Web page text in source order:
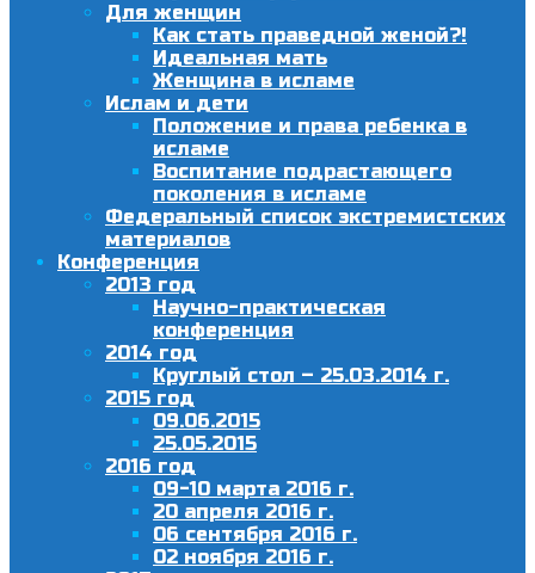
Для женщин
Как стать праведной женой?!
Идеальная мать
Женщина в исламе
Ислам и дети
Положение и права ребенка в
исламе
Воспитание подрастающего
поколения в исламе
Федеральный список экстремистских
материалов
Конференция
2013 год
Научно-практическая
конференция
2014 год
Круглый стол – 25.03.2014 г.
2015 год
09.06.2015
25.05.2015
2016 год
09-10 марта 2016 г.
20 апреля 2016 г.
06 сентября 2016 г.
02 ноября 2016 г.